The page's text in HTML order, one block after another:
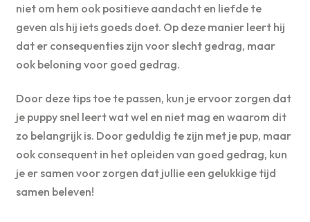
niet om hem ook positieve aandacht en liefde te
geven als hij iets goeds doet. Op deze manier leert hij
dat er consequenties zijn voor slecht gedrag, maar
ook beloning voor goed gedrag.
Door deze tips toe te passen, kun je ervoor zorgen dat
je puppy snel leert wat wel en niet mag en waarom dit
zo belangrijk is. Door geduldig te zijn met je pup, maar
ook consequent in het opleiden van goed gedrag, kun
je er samen voor zorgen dat jullie een gelukkige tijd
samen beleven!